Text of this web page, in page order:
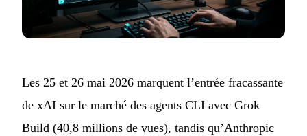
Les 25 et 26 mai 2026 marquent l’entrée fracassante
de xAI sur le marché des agents CLI avec Grok
Build (40,8 millions de vues), tandis qu’Anthropic